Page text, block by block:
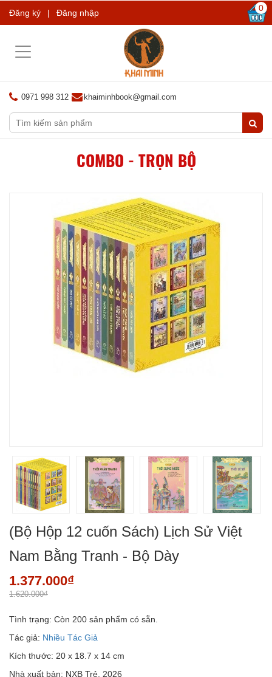
Đăng ký | Đăng nhập 0
Toggle
0971 998 312 khaiminhbook@gmail.com
COMBO - TRỌN BỘ
(Bộ Hộp 12 cuốn Sách) Lịch Sử Việt
Nam Bằng Tranh - Bộ Dày
1.377.000₫
1.620.000₫
Tình trạng: Còn 200 sản phẩm có sẵn.
Tác giả: Nhiều Tác Giả
Kích thước: 20 x 18.7 x 14 cm
Nhà xuất bản: NXB Trẻ, 2026